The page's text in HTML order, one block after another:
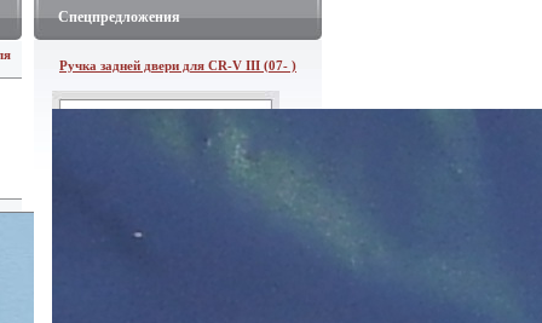
Спецпредложения
Ручка задней двери для CR-V III (07- )